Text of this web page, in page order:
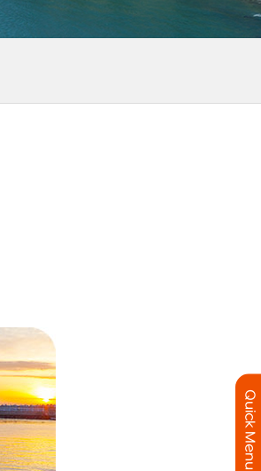
Quick Menu